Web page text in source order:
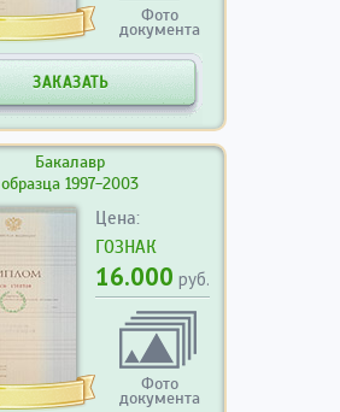
Фото
документа
ЗАКАЗАТЬ
Бакалавр
образца 1997-2003
Цена:
ГОЗНАК
16.000 руб.
Фото
документа